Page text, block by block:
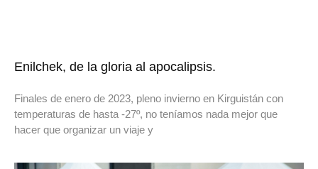
Enilchek, de la gloria al apocalipsis.
Finales de enero de 2023, pleno invierno en Kirguistán con
temperaturas de hasta -27º, no teníamos nada mejor que
hacer que organizar un viaje y